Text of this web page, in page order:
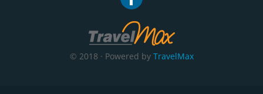
© 2018 · Powered by TravelMax